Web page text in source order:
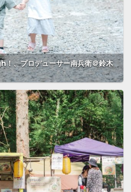
、プロデューサー南兵衛＠鈴木